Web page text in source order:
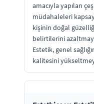
amacıyla yapılan
müdahaleleri
kişinin doğal
belirtilerini
Estetik, genel
kalitesini